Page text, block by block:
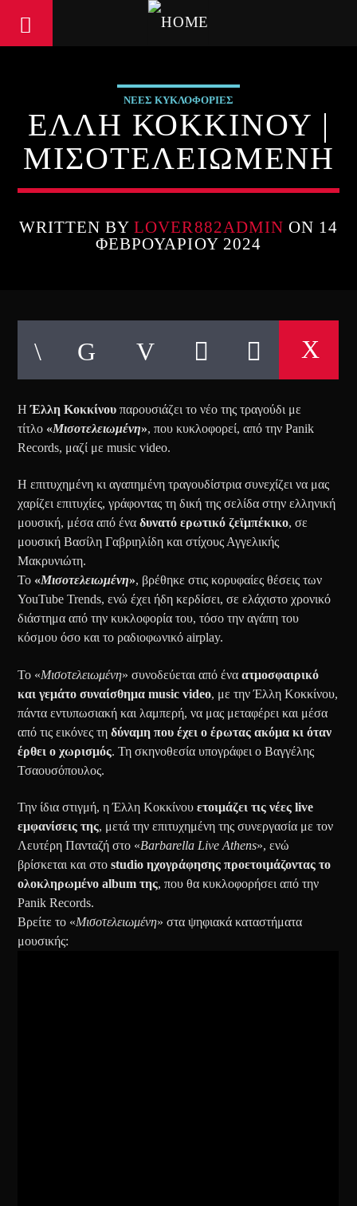
ΝΕΕΣ ΚΥΚΛΟΦΟΡΙΕΣ
ΕΛΛΗ ΚΟΚΚΙΝΟΥ |
ΜΙΣΟΤΕΛΕΙΩΜΕΝΗ
WRITTEN BYLOVER882ADMIN ON 14
ΦΕΒΡΟΥΑΡΊΟΥ 2024
Η Έλλη Κοκκίνου παρουσιάζει το νέο της τραγούδι με
τίτλο «Μισοτελειωμένη», που κυκλοφορεί, από την Panik
Records, μαζί με music video.
Η επιτυχημένη κι αγαπημένη τραγουδίστρια συνεχίζει να μας
χαρίζει επιτυχίες, γράφοντας τη δική της σελίδα στην ελληνική
μουσική, μέσα από ένα δυνατό ερωτικό ζεϊμπέκικο, σε
μουσική Βασίλη Γαβριηλίδη και στίχους Αγγελικής
Μακρυνιώτη.
Το «Μισοτελειωμένη», βρέθηκε στις κορυφαίες θέσεις των
YouTube Trends, ενώ έχει ήδη κερδίσει, σε ελάχιστο χρονικό
διάστημα από την κυκλοφορία του, τόσο την αγάπη του
κόσμου όσο και το ραδιοφωνικό airplay.
Το «Μισοτελειωμένη» συνοδεύεται από έναατμοσφαιρικό
και γεμάτο συναίσθημα music video, με την Έλλη Κοκκίνου,
πάντα εντυπωσιακή και λαμπερή, να μας μεταφέρει και μέσα
από τις εικόνες τηδύναμη που έχει ο έρωτας ακόμα κι όταν
έρθει ο χωρισμός. Τη σκηνοθεσία υπογράφει ο Βαγγέλης
Τσαουσόπουλος.
Την ίδια στιγμή, η Έλλη Κοκκίνουετοιμάζει τις νέες live
εμφανίσεις της, μετά την επιτυχημένη της συνεργασία με τον
Λευτέρη Πανταζή στο «Barbarella Live Athens», ενώ
βρίσκεται και στοstudio ηχογράφησης προετοιμάζοντας το
ολοκληρωμένο album της, που θα κυκλοφορήσει από την
Panik Records.
Βρείτε το «Μισοτελειωμένη» στα ψηφιακά καταστήματα
μουσικής: